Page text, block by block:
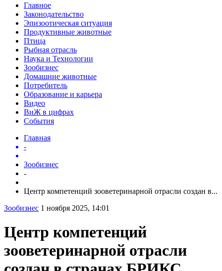
Главное
Законодательство
Эпизоотическая ситуация
Продуктивные животные
Птица
Рыбная отрасль
Наука и Технологии
Зообизнес
Домашние животные
Потребитель
Образование и карьера
Видео
ВиЖ в цифрах
События
Главная
-
Зообизнес
-
Центр компетенций зооветеринарной отрасли создан в...
Зообизнес 1 ноября 2025, 14:01
Центр компетенций
зооветеринарной отрасли